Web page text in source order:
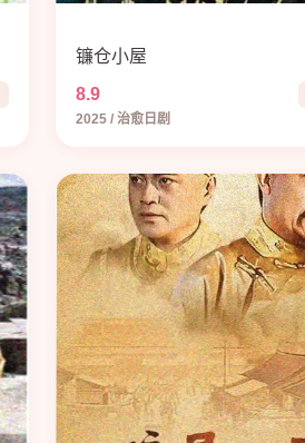
镰仓小屋
8.9
2025 / 治愈日剧